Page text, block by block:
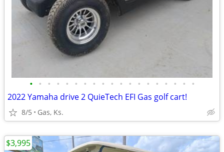
• • • • • • • • • • • • • • • • • • •
2022 Yamaha drive 2 QuieTech EFI Gas golf cart!
8/5 Gas, Ks.
$3,995